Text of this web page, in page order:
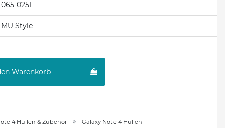
065-0251
MU Style
Warenkorb
4 Hüllen & Zubehör Galaxy Note 4 Hüllen